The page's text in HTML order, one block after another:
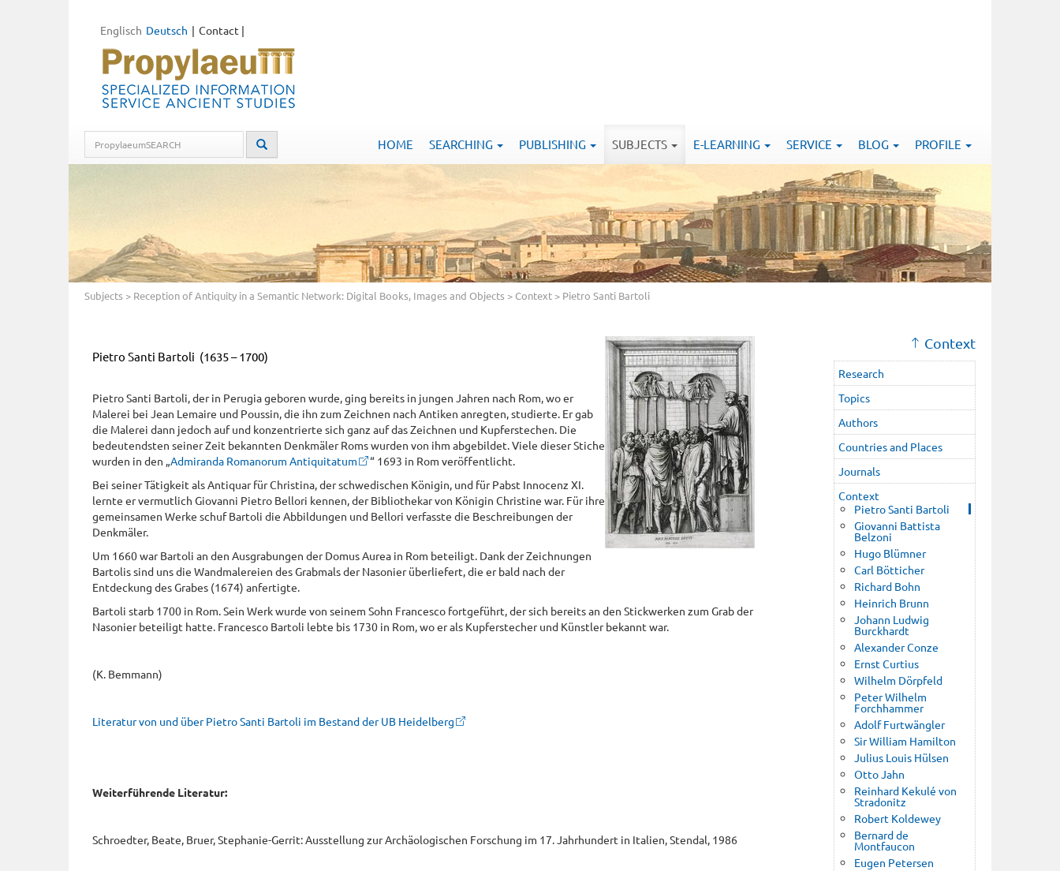
Deutsch
Englisch Contact |
HOME SEARCHING PUBLISHING SUBJECTS E-LEARNING SERVICE BLOG PROFILE
Subjects > Reception of Antiquity in a Semantic Network: Digital Books, Images and Objects >Context > Pietro Santi Bartoli
Pietro Santi Bartoli (1635 – 1700)
Pietro Santi Bartoli, der in Perugia geboren wurde, ging bereits in jungen Jahren nach Rom, wo er
Malerei bei Jean Lemaire und Poussin, die ihn zum Zeichnen nach Antiken anregten, studierte. Er gab
die Malerei dann jedoch auf und konzentrierte sich ganz auf das Zeichnen und Kupferstechen. Die
bedeutendsten seiner Zeit bekannten Denkmäler Roms wurden von ihm abgebildet. Viele dieser Stiche
wurden in den „ Admiranda Romanorum Antiquitatum
“ 1693 in Rom veröffentlicht.
Bei seiner Tätigkeit als Antiquar für Christina, der schwedischen Königin, und für Pabst Innocenz XI.
lernte er vermutlich Giovanni Pietro Bellori kennen, der Bibliothekar von Königin Christine war. Für ihre
gemeinsamen Werke schuf Bartoli die Abbildungen und Bellori verfasste die Beschreibungen der
Denkmäler.
Um 1660 war Bartoli an den Ausgrabungen der Domus Aurea in Rom beteiligt. Dank der Zeichnungen
Bartolis sind uns die Wandmalereien des Grabmals der Nasonier überliefert, die er bald nach der
Entdeckung des Grabes (1674) anfertigte.
Bartoli starb 1700 in Rom. Sein Werk wurde von seinem Sohn Francesco fortgeführt, der sich bereits an den Stickwerken zum Grab der
Nasonier beteiligt hatte. Francesco Bartoli lebte bis 1730 in Rom, wo er als Kupferstecher und Künstler bekannt war.
(K. Bemmann)
Literatur von und über Pietro Santi Bartoli im Bestand der UB Heidelberg
Weiterführende Literatur:
Schroedter, Beate, Bruer, Stephanie-Gerrit: Ausstellung zur Archäologischen Forschung im 17. Jahrhundert in Italien, Stendal, 1986
Context
Research
Topics
Authors
Countries and Places
Journals
Context
Pietro Santi Bartoli
Giovanni Battista
Belzoni
Hugo Blümner
Carl Bötticher
Richard Bohn
Heinrich Brunn
Johann Ludwig
Burckhardt
Alexander Conze
Ernst Curtius
Wilhelm Dörpfeld
Peter Wilhelm
Forchhammer
Adolf Furtwängler
Sir William Hamilton
Julius Louis Hülsen
Otto Jahn
Reinhard Kekulé von
Stradonitz
Robert Koldewey
Bernard de
Montfaucon
Eugen Petersen